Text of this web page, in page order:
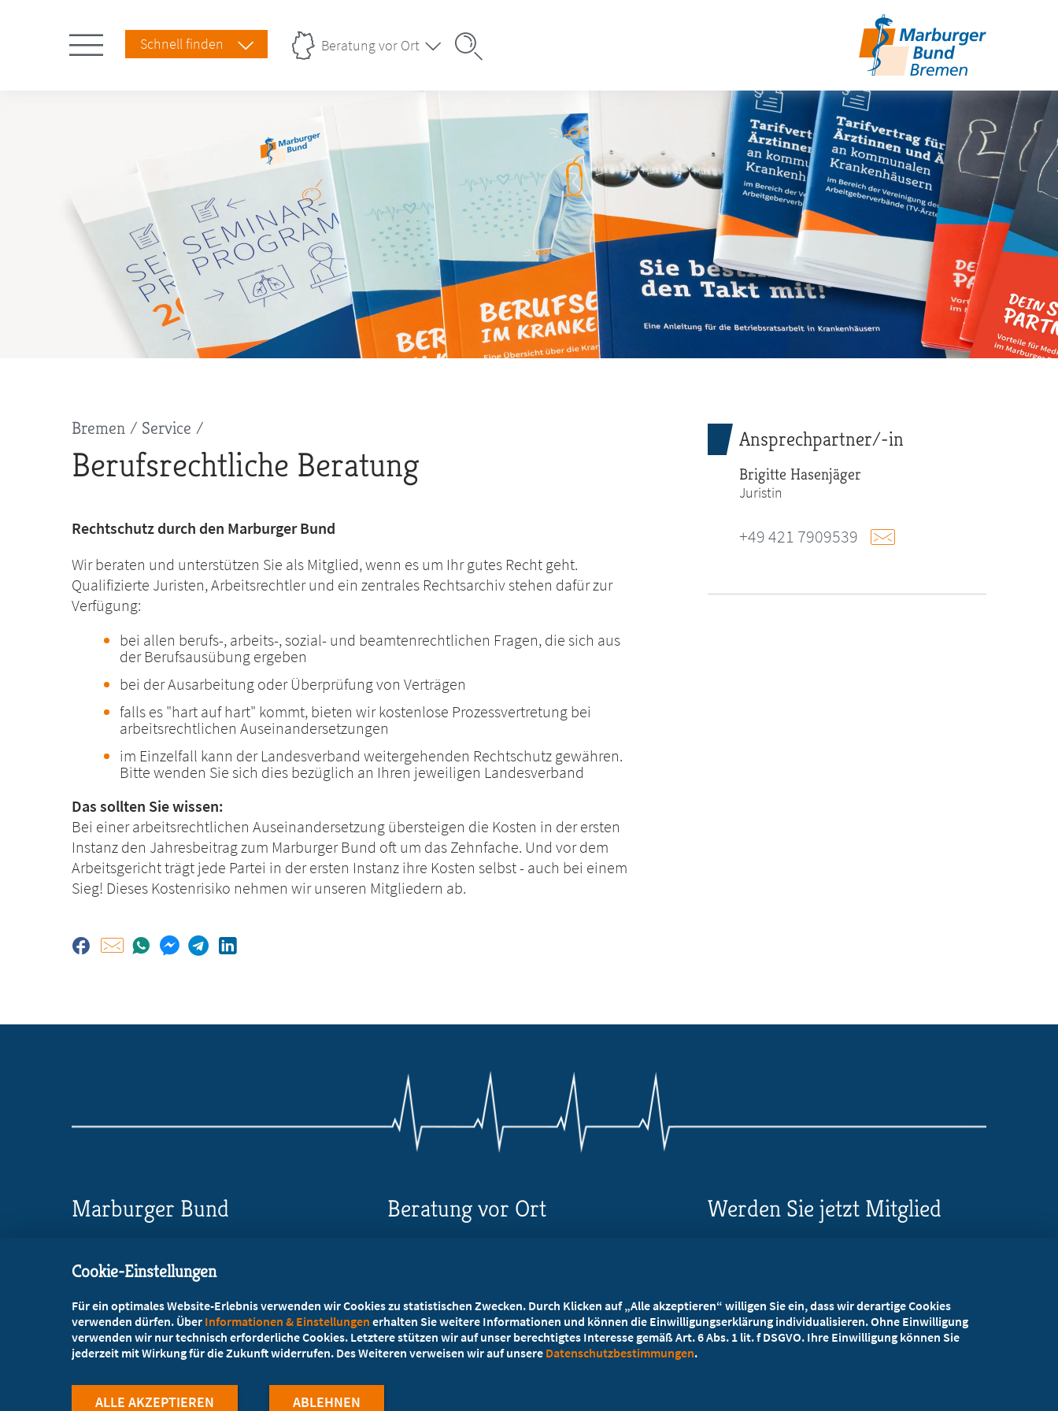
Schnell finden Beratung vor Ort
Pfadnavigation
Bremen Service
Berufsrechtliche Beratung
Rechtschutz durch den Marburger Bund
Wir beraten und unterstützen Sie als Mitglied, wenn es um Ihr gutes Recht geht.
Qualifizierte Juristen, Arbeitsrechtler und ein zentrales Rechtsarchiv stehen dafür zur
Verfügung:
bei allen berufs-, arbeits-, sozial- und beamtenrechtlichen Fragen, die sich aus
der Berufsausübung ergeben
bei der Ausarbeitung oder Überprüfung von Verträgen
falls es "hart auf hart" kommt, bieten wir kostenlose Prozessvertretung bei
arbeitsrechtlichen Auseinandersetzungen
im Einzelfall kann der Landesverband weitergehenden Rechtschutz gewähren.
Bitte wenden Sie sich dies bezüglich an Ihren jeweiligen Landesverband
Das sollten Sie wissen:
Bei einer arbeitsrechtlichen Auseinandersetzung übersteigen die Kosten in der ersten
Instanz den Jahresbeitrag zum Marburger Bund oft um das Zehnfache. Und vor dem
Arbeitsgericht trägt jede Partei in der ersten Instanz ihre Kosten selbst - auch bei einem
Sieg! Dieses Kostenrisiko nehmen wir unseren Mitgliedern ab.
Ansprechpartner/-in
Brigitte Hasenjäger
Juristin
+49 421 7909539
Marburger Bund
Am Tabakquartier 62, 28197 Bremen
+49 421 3039354
bremen@marburger-bund.de
Beratung vor Ort Werden Sie jetzt Mitglied
Kostenlos für Studierende
Cookie-Einstellungen
Für ein optimales Website-Erlebnis verwenden wir Cookies zu statistischen Zwecken. Durch Klicken auf „Alle akzeptieren“ willigen Sie ein, dass wir derartige Cookies
verwenden dürfen. Über Informationen & Einstellungen erhalten Sie weitere Informationen und können die Einwilligungserklärung individualisieren. Ohne Einwilligung
verwenden wir nur technisch erforderliche Cookies. Letztere stützen wir auf unser berechtigtes Interesse gemäß Art. 6 Abs. 1 lit. f DSGVO. Ihre Einwilligung können Sie
jederzeit mit Wirkung für die Zukunft widerrufen. Des Weiteren verweisen wir auf unsere Datenschutzbestimmungen.
ABLEHNEN
ALLE AKZEPTIEREN